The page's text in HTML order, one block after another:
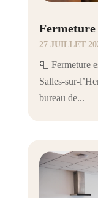
Fermeture
27 JUILLET
📮 Fermeture
Salles-sur-
bureau de...